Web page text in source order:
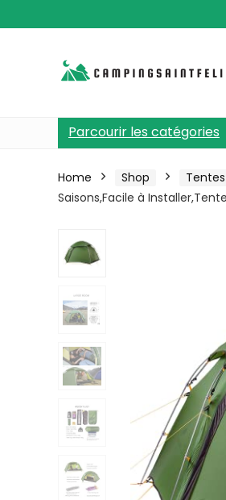
Parcourir les catégories
Home Shop Tentes
Saisons,Facile à